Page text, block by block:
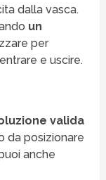
dalla vasca.
un
per
e uscire.
valida
da posizionare
anche